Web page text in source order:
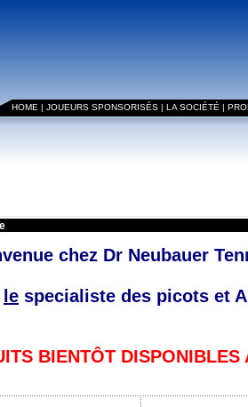
HOME | JOUEURS SPONSORISÉS | LA SOCIÉTÉ |
chez Dr Neubauer
le specialiste des picots et
BIENTÔT